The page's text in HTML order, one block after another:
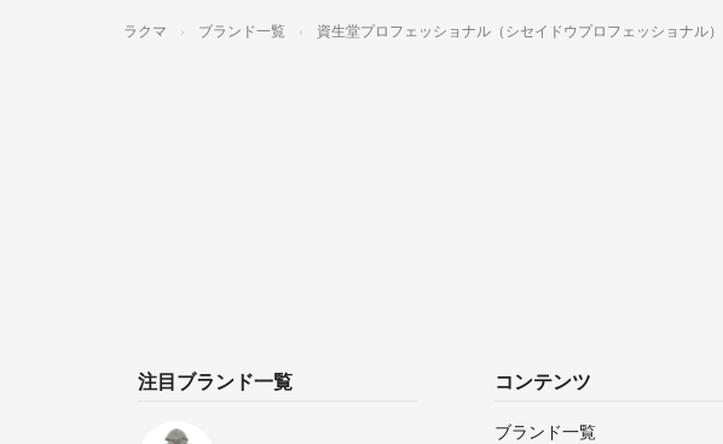
ラクマ ブランド一覧 資生堂プロフェッショナル（シセイドウプロフェッショナル）
注目ブランド一覧 コンテンツ
ブランド一覧